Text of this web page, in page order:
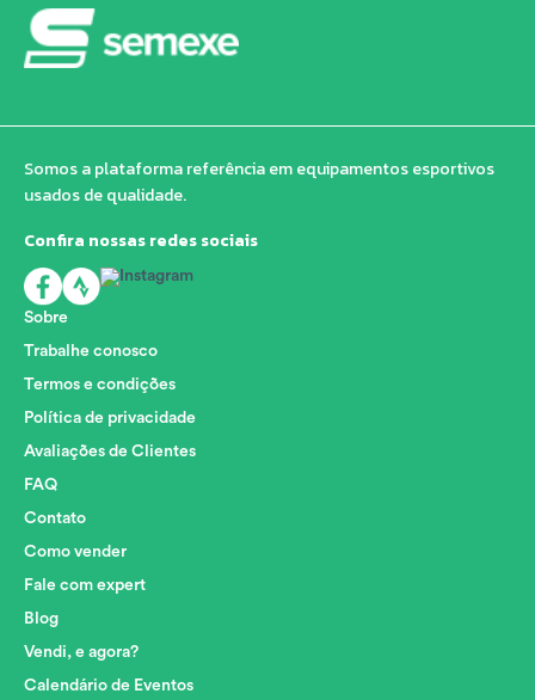
Somos a plataforma referência em equipamentos esportivos
usados de qualidade.
Confira nossas redes sociais
Sobre
Trabalhe conosco
Termos e condições
Política de privacidade
Avaliações de Clientes
FAQ
Contato
Como vender
Fale com expert
Blog
Vendi, e agora?
Calendário de Eventos